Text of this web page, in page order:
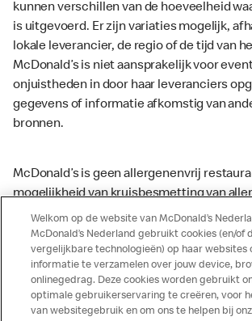
kunnen verschillen van de hoeveelheid
is uitgevoerd. Er zijn variaties mogelijk,
lokale leverancier, de regio of de tijd van
McDonald’s is niet aansprakelijk voor
onjuistheden in door haar leveranciers
gegevens of informatie afkomstig van
bronnen.
McDonald’s is geen allergenenvrij
mogelijkheid van kruisbesmetting van
aanwezig. McDonald’s kan zodoende niet
haar producten geen sporen van
McDonald’s aanvaardt daarom geen
indien een gast als gevolg van het
spoor van) een allergeen lichamelijke
producten kunnen sporen bevatten van
Welkom op de website van McDonald’s
McDonald’s Nederland gebruikt cookies (en/of
vergelijkbare technologieën) op haar websites
informatie te verzamelen over jouw device,
onlinegedrag. Deze cookies worden gebruikt
optimale gebruikerservaring te creëren, voor
van websitegebruik en om ons te helpen bij